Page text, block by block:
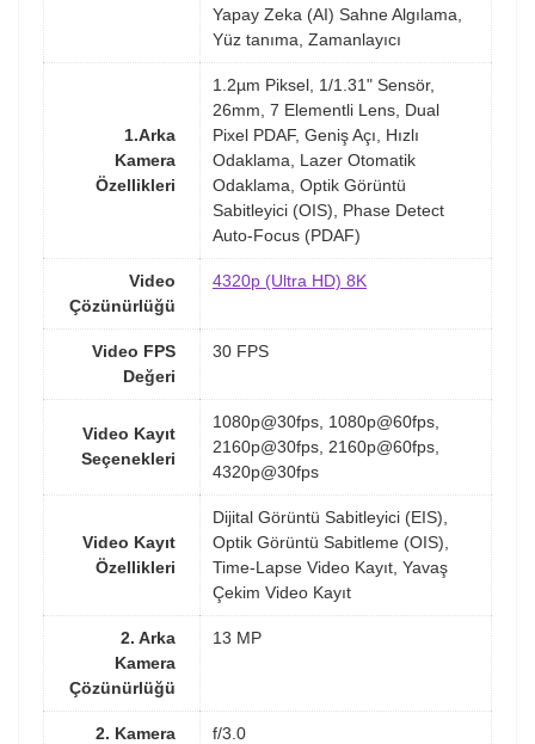
Yapay Zeka (AI) Sahne Algılama,
Yüz tanıma, Zamanlayıcı
1.Arka
Kamera
Özellikleri
1.2µm Piksel, 1/1.31" Sensör,
26mm, 7 Elementli Lens, Dual
Pixel PDAF, Geniş Açı, Hızlı
Odaklama, Lazer Otomatik
Odaklama, Optik Görüntü
Sabitleyici (OIS), Phase Detect
Auto-Focus (PDAF)
Video
Çözünürlüğü
4320p (Ultra HD) 8K
Video FPS
Değeri
30 FPS
Video Kayıt
Seçenekleri
1080p@30fps, 1080p@60fps,
2160p@30fps, 2160p@60fps,
4320p@30fps
Video Kayıt
Özellikleri
Dijital Görüntü Sabitleyici (EIS),
Optik Görüntü Sabitleme (OIS),
Time-Lapse Video Kayıt, Yavaş
Çekim Video Kayıt
2. Arka
Kamera
Çözünürlüğü
13 MP
2. Kamera
f/3.0